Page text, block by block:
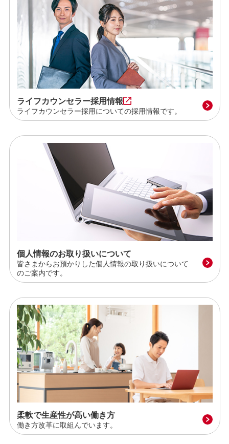
ライフカウンセラー採用情報
ライフカウンセラー採用についての採用情報です。
個人情報のお取り扱いについて
皆さまからお預かりした個人情報の取り扱いについて
のご案内です。
柔軟で生産性が高い働き方
働き方改革に取組んでいます。